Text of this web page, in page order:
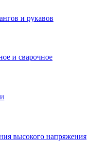
и рукавов
и сварочное
высокого напряжения